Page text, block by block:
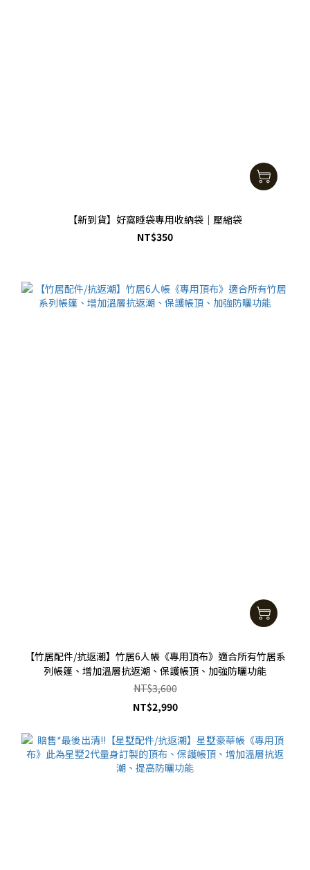
【新到貨】好窩睡袋專用收納袋｜壓縮袋
NT$350
【竹居配件/抗返潮】竹居6人帳《專用頂布》適合所有竹居系
列帳篷、增加溫層抗返潮、保護帳頂、加強防曬功能
NT$3,600
NT$2,990